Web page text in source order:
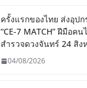
ครั้งแรกของไทย ส่งอุป
“CE-7 MATCH” ฝีมือค
สำรวจดวงจันทร์ 24 สิ
04/08/2026